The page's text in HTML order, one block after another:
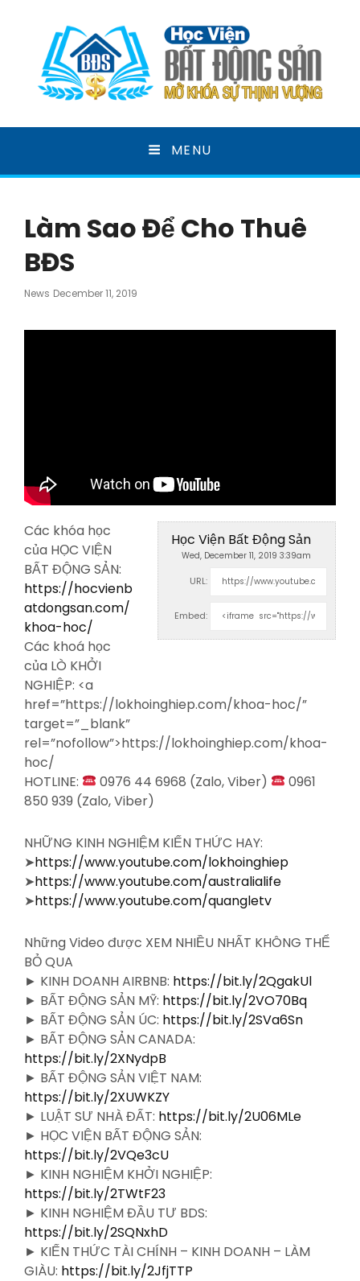
HỌC VIỆN BẤT ĐỘNG
SẢN
MENU
Làm Sao Để Cho Thuê
BĐS
News Posted
December 11, 2019
Học Viện Bất Động Sản
Wed, December 11, 2019 3:39am
URL:
Embed:
Các khóa học
của HỌC VIỆN
BẤT ĐỘNG SẢN:
https://hocvienb
atdongsan.com/
khoa-hoc/
Các khoá học
của LÒ KHỞI
NGHIỆP: <a
href=”https://lokhoinghiep.com/khoa-hoc/”
target=”_blank”
rel=”nofollow”>https://lokhoinghiep.com/khoa-
hoc/
HOTLINE:
0976 44 6968 (Zalo, Viber)
0961
850 939 (Zalo, Viber)
NHỮNG KINH NGHIỆM KIẾN THỨC HAY:
➤https://www.youtube.com/lokhoinghiep
➤https://www.youtube.com/australialife
➤https://www.youtube.com/quangletv
Những Video được XEM NHIỀU NHẤT KHÔNG THỂ
BỎ QUA
► KINH DOANH AIRBNB: https://bit.ly/2QgakUl
► BẤT ĐỘNG SẢN MỸ: https://bit.ly/2VO70Bq
► BẤT ĐỘNG SẢN ÚC: https://bit.ly/2SVa6Sn
► BẤT ĐỘNG SẢN CANADA:
https://bit.ly/2XNydpB
► BẤT ĐỘNG SẢN VIỆT NAM:
https://bit.ly/2XUWKZY
► LUẬT SƯ NHÀ ĐẤT: https://bit.ly/2U06MLe
► HỌC VIỆN BẤT ĐỘNG SẢN:
https://bit.ly/2VQe3cU
► KINH NGHIỆM KHỞI NGHIỆP:
https://bit.ly/2TWtF23
► KINH NGHIỆM ĐẦU TƯ BDS:
https://bit.ly/2SQNxhD
► KIẾN THỨC TÀI CHÍNH – KINH DOANH – LÀM
GIÀU: https://bit.ly/2JfjTTP